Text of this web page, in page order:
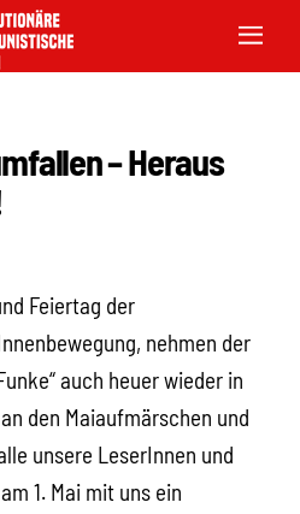
– Heraus
Feiertag der
nehmen der
auch heuer wieder in
den Maiaufmärschen und
unsere LeserInnen und
1. Mai mit uns ein